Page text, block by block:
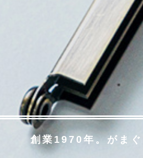
創業1970年。がまぐ